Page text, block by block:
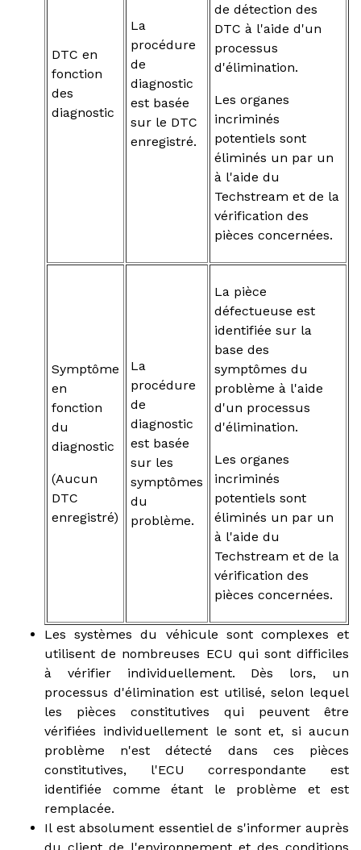
DTC en
fonction
des
diagnostic
La
procédure
de
diagnostic
est basée
sur le DTC
enregistré.
de détection des
DTC à l'aide d'un
processus
d'élimination.
Les organes
incriminés
potentiels sont
éliminés un par un
à l'aide du
Techstream et de la
vérification des
pièces concernées.
Symptôme
en
fonction
du
diagnostic
(Aucun
DTC
enregistré)
La
procédure
de
diagnostic
est basée
sur les
symptômes
du
problème.
La pièce
défectueuse est
identifiée sur la
base des
symptômes du
problème à l'aide
d'un processus
d'élimination.
Les organes
incriminés
potentiels sont
éliminés un par un
à l'aide du
Techstream et de la
vérification des
pièces concernées.
Les systèmes du véhicule sont complexes et
utilisent de nombreuses ECU qui sont difficiles
à vérifier individuellement. Dès lors, un
processus d'élimination est utilisé, selon lequel
les pièces constitutives qui peuvent être
vérifiées individuellement le sont et, si aucun
problème n'est détecté dans ces pièces
constitutives, l'ECU correspondante est
identifiée comme étant le problème et est
remplacée.
Il est absolument essentiel de s'informer auprès